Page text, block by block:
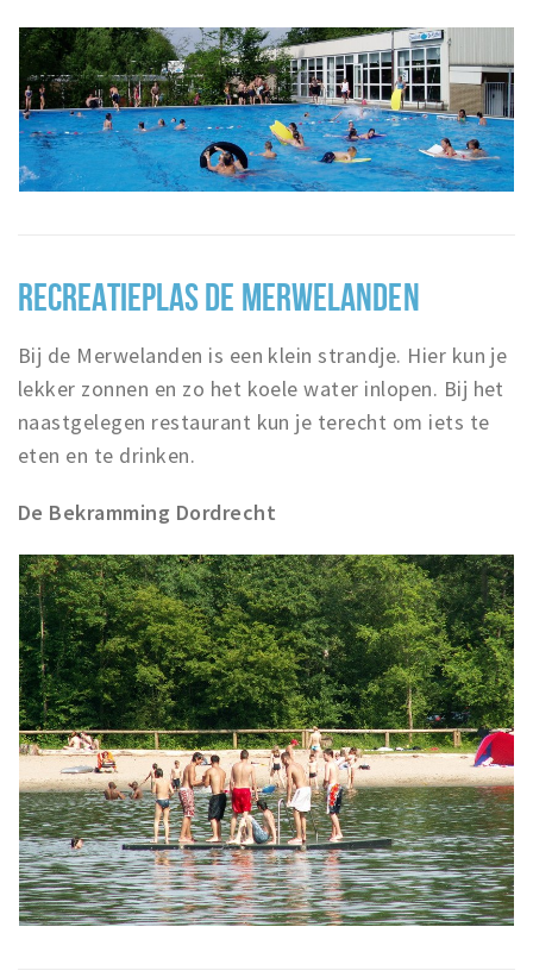
RECREATIEPLAS DE MERWELANDEN
Bij de Merwelanden is een klein strandje. Hier kun je
lekker zonnen en zo het koele water inlopen. Bij het
naastgelegen restaurant kun je terecht om iets te
eten en te drinken.
De Bekramming Dordrecht